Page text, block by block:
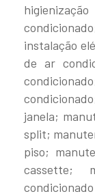
instalação
de ar
janela;
split;
piso;
cassette;